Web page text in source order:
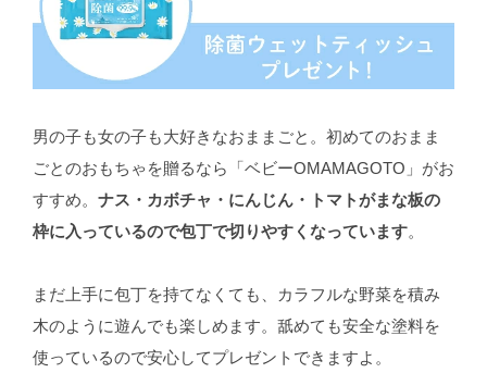
男の子も女の子も大好きなおままごと。初めてのおまま
ごとのおもちゃを贈るなら「ベビーOMAMAGOTO」がお
すすめ。 ナス・カボチャ・にんじん・トマトがまな板の
枠に入っているので包丁で切りやすくなっています。
まだ上手に包丁を持てなくても、カラフルな野菜を積み
木のように遊んでも楽しめます。舐めても安全な塗料を
使っているので安心してプレゼントできますよ。